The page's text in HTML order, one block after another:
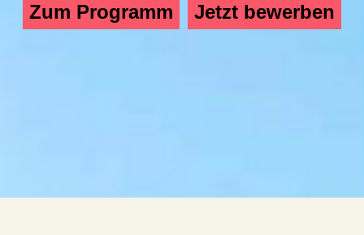
Zum Programm Jetzt bewerben